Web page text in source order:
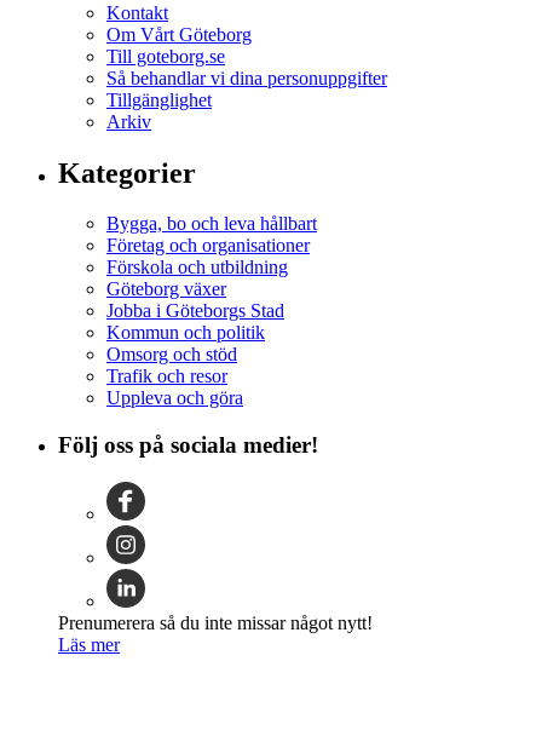
Kontakt
Om Vårt Göteborg
Till goteborg.se
Så behandlar vi dina personuppgifter
Tillgänglighet
Arkiv
Kategorier
Bygga, bo och leva hållbart
Företag och organisationer
Förskola och utbildning
Göteborg växer
Jobba i Göteborgs Stad
Kommun och politik
Omsorg och stöd
Trafik och resor
Uppleva och göra
Följ oss på sociala medier!
Prenumerera så du inte missar något nytt!
Läs mer